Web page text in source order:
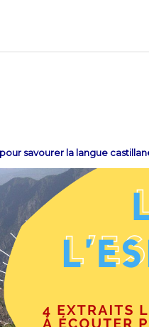
savourer la langue